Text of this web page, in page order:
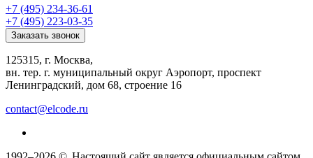
+7 (495) 234-36-61
+7 (495) 223-03-35
Заказать звонок
125315, г. Москва,
вн. тер. г. муниципальный округ Аэропорт, проспект
Ленинградский, дом 68, строение 16
contact@elcode.ru